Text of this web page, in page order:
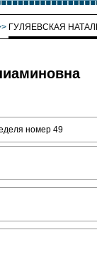
ГУЛЯЕВСКАЯ
номер 49